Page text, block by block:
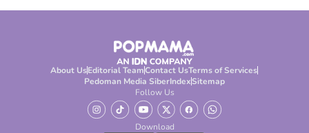
About UsEditorial TeamContact UsTerms of Services
Pedoman Media SiberIndexSitemap
Follow Us
Download